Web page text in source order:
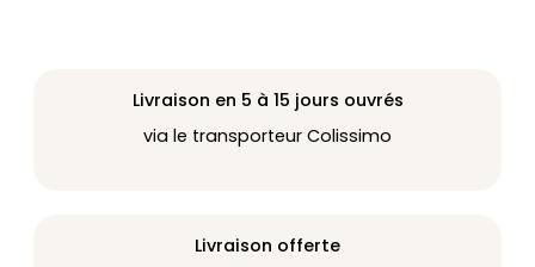
Livraison en 5 à 15 jours ouvrés
via le transporteur Colissimo
Livraison offerte